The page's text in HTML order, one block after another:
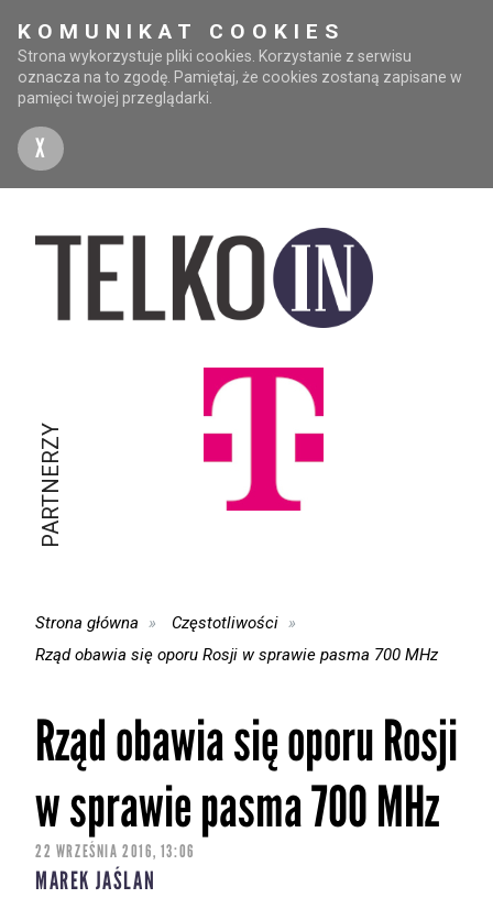
KOMUNIKAT COOKIES
Strona wykorzystuje pliki cookies. Korzystanie z serwisu
oznacza na to zgodę. Pamiętaj, że cookies zostaną zapisane w
pamięci twojej przeglądarki.
X
PARTNERZY
Strona główna
Częstotliwości
Rząd obawia się oporu Rosji w sprawie pasma 700 MHz
Rząd obawia się oporu Rosji
w sprawie pasma 700 MHz
22 WRZEŚNIA 2016, 13:06
MAREK JAŚLAN